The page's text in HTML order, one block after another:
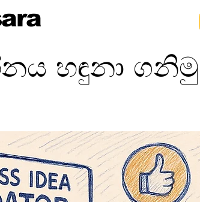
හඳුනා ගනිමු